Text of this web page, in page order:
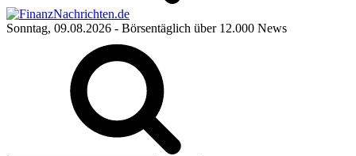
Sonntag, 09.08.2026 - Börsentäglich über 12.000 News